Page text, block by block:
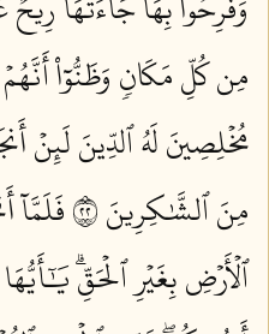
مِن كُلِّ مَكَانٖ وَظَنُّوٓاْ
مُخۡلِصِينَ لَهُ ٱلدِّينَ لَئِنۡ
مِنَ ٱلشَّٰكِرِينَ ٢٢
فَلَمَّآ
ٱلۡأَرۡضِ بِغَيۡرِ ٱلۡحَقِّۗ